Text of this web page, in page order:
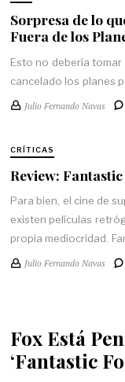
Sorpresa de lo
Fuera de los
Esto no debería tomar
cancelado los planes
Julio Fernando Navas
CRÍTICAS
Review:
Para bien, el cine de
existen películas
propia mediocridad.
Julio Fernando Navas
Fox Está
‘Fantastic